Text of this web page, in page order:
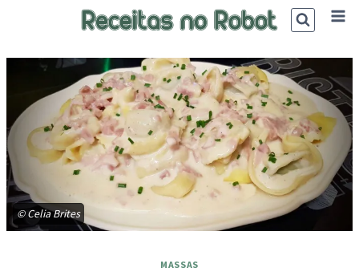
© Celia Brites
MASSAS